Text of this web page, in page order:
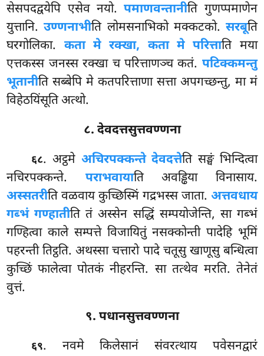
सेसपदद्वयेपि एसेव नयो.पमाणवन्तानीति गुणप्पमाणेन
युत्तानि.उण्णनाभीति लोमसनाभिको मक्कटको. सरबूति
घरगोलिका. कता मे रक्खा, कता मे परित्ताति मया
एत्तकस्स जनस्स रक्खा च परित्ताणञ्च कतं. पटिक्कमन्तु
भूतानीति सब्बेपि मे कतपरित्ताणा सत्ता अपगच्छन्तु, मा मं
विहेठयिंसूति अत्थो.
८. देवदत्तसुत्तवण्णना
६८. अट्ठमे अचिरपक्कन्ते देवदत्तेति सङ्घं भिन्दित्वा
नचिरपक्कन्ते. पराभवायाति अवड्ढिया विनासाय.
अस्सतरीति वळवाय कुच्छिस्मिं गद्रभस्स जाता. अत्तवधाय
गब्भं गण्हातीति तं अस्सेन सद्धिं सम्पयोजेन्ति, सा गब्भं
गण्हित्वा काले सम्पत्ते विजायितुं नसक्कोन्ती पादेहि भूमिं
पहरन्ती तिट्ठति. अथस्सा चत्तारो पादे चतूसु खाणूसु बन्धित्वा
कुच्छिं फालेत्वा पोतकं नीहरन्ति. सा तत्थेव मरति. तेनेतं
वुत्तं.
९. पधानसुत्तवण्णना
६९. नवमेकिलेसानं संवरत्थाय पवेसनद्वारं